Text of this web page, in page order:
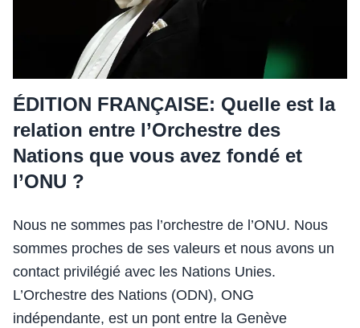
ÉDITION FRANÇAISE: Quelle est la
relation entre l’Orchestre des
Nations que vous avez fondé et
l’ONU ?
Nous ne sommes pas l’orchestre de l’ONU. Nous
sommes proches de ses valeurs et nous avons un
contact privilégié avec les Nations Unies.
L’Orchestre des Nations (ODN), ONG
indépendante, est un pont entre la Genève